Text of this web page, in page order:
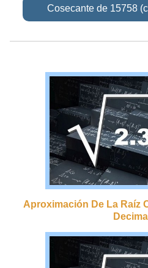
Cosecante de 15758
Aproximación De La Raíz